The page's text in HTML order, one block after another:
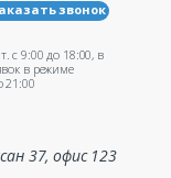
звонок
c 9:00 до 18:00, в
в режиме
21:00
37, офис 123